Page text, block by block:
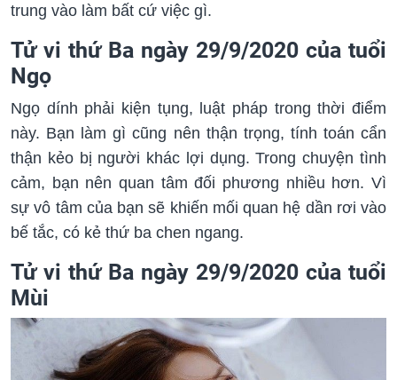
trung vào làm bất cứ việc gì.
Tử vi thứ Ba ngày 29/9/2020 của tuổi
Ngọ
Ngọ dính phải kiện tụng, luật pháp trong thời điểm
này. Bạn làm gì cũng nên thận trọng, tính toán cẩn
thận kẻo bị người khác lợi dụng. Trong chuyện tình
cảm, bạn nên quan tâm đối phương nhiều hơn. Vì
sự vô tâm của bạn sẽ khiến mối quan hệ dần rơi vào
bế tắc, có kẻ thứ ba chen ngang.
Tử vi thứ Ba ngày 29/9/2020 của tuổi
Mùi